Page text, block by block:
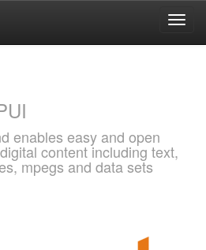
enables easy and open
content including text,
mpegs and data sets